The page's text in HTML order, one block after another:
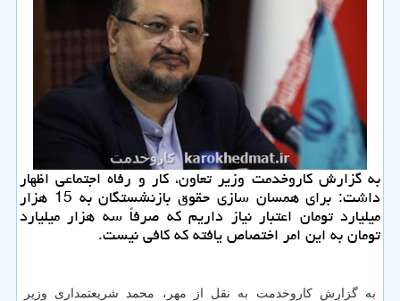
به گزارش كاروخدمت وزیر تعاون، كار و رفاه اجتماعی اظهار
داشت: برای همسان سازی حقوق بازنشستگان به 15 هزار
میلیارد تومان اعتبار نیاز داریم كه صرفاً سه هزار میلیارد
تومان به این امر اختصاص یافته كه كافی نیست.
به گزارش كاروخدمت به نقل از مهر، محمد شریعتمداری وزیر